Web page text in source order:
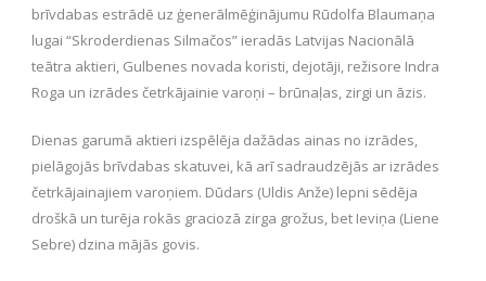
brīvdabas estrādē uz ģenerālmēģinājumu Rūdolfa Blaumaņa
lugai “Skroderdienas Silmačos” ieradās Latvijas Nacionālā
teātra aktieri, Gulbenes novada koristi, dejotāji, režisore Indra
Roga un izrādes četrkājainie varoņi – brūnaļas, zirgi un āzis.
Dienas garumā aktieri izspēlēja dažādas ainas no izrādes,
pielāgojās brīvdabas skatuvei, kā arī sadraudzējās ar izrādes
četrkājainajiem varoņiem. Dūdars (Uldis Anže) lepni sēdēja
droškā un turēja rokās graciozā zirga grožus, bet Ieviņa (Liene
Sebre) dzina mājās govis.